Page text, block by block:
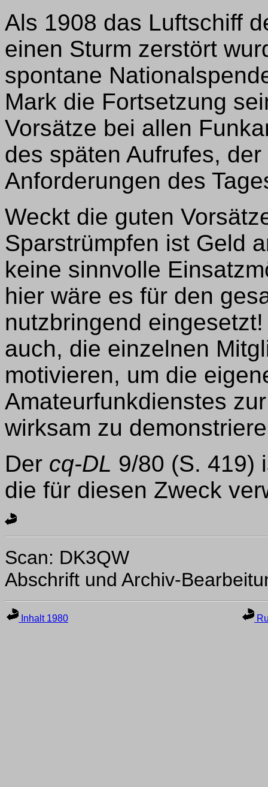
Als 1908 das Luftschiff
einen Sturm zerstört
spontane
Mark die Fortsetzung
Vorsätze bei allen
des späten Aufrufes,
Anforderungen des
Weckt die guten
Sparstrümpfen ist Geld
keine sinnvolle
hier wäre es für den
nutzbringend
auch, die einzelnen
motivieren, um die
Amateurfunkdienstes
wirksam zu
Der cq-DL 9/80 (S. 419)
die für diesen Zweck
Scan: DK3QW
Abschrift und Archiv-
Inhalt 1980